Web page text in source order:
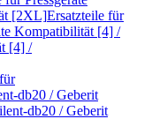
[2XL]Ersatzteile für
Kompatibilität [4] /
[4] /
db20 / Geberit
db20 / Geberit